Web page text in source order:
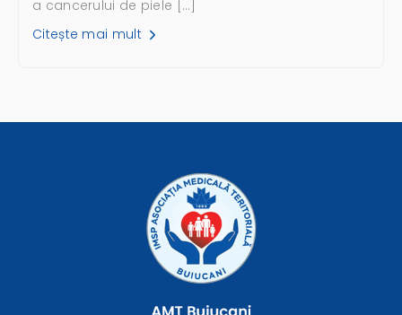
a cancerului de piele […]
Citește mai mult